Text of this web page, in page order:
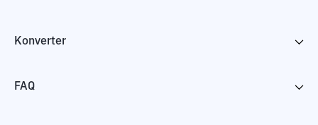
Konverter
FAQ